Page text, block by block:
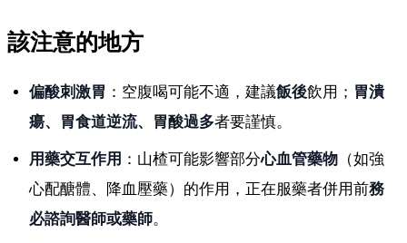
該注意的地方
偏酸刺激胃 ：空腹喝可能不適，建議飯後飲用； 胃潰
瘍、胃食道逆流、胃酸過多者要謹慎。
用藥交互作用 ：山楂可能影響部分心血管藥物 （如強
心配醣體、降血壓藥）的作用，正在服藥者併用前務
必諮詢醫師或藥師。